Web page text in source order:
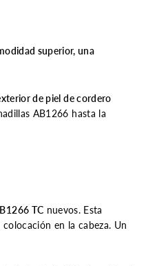
superior, una
de piel de cordero
AB1266 hasta la
TC nuevos. Esta
en la cabeza. Un